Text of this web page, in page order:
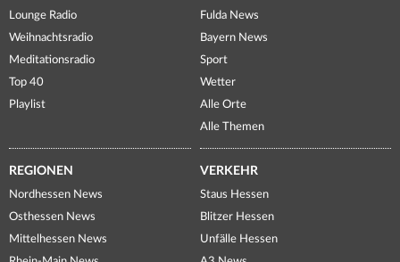
Lounge Radio
Weihnachtsradio
Meditationsradio
Top 40
Playlist
Fulda News
Bayern News
Sport
Wetter
Alle Orte
Alle Themen
REGIONEN
Nordhessen News
Osthessen News
Mittelhessen News
VERKEHR
Staus Hessen
Blitzer Hessen
Unfälle Hessen